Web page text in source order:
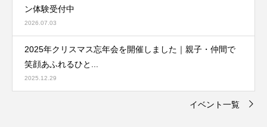
ン体験受付中
2026.07.03
2025年クリスマス忘年会を開催しました｜親子・仲間で
笑顔あふれるひと...
2025.12.29
イベント一覧